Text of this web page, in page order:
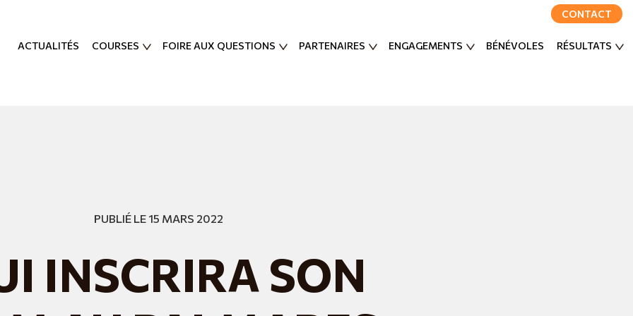
ACTUALITÉS COURSES FOIRE AUX QUESTIONS PARTENAIRES ENGAGEMENTS BÉNÉVOLES RÉSULTATS
CONTACT
PUBLIÉ LE 15 MARS 2022
INSCRIRA SON